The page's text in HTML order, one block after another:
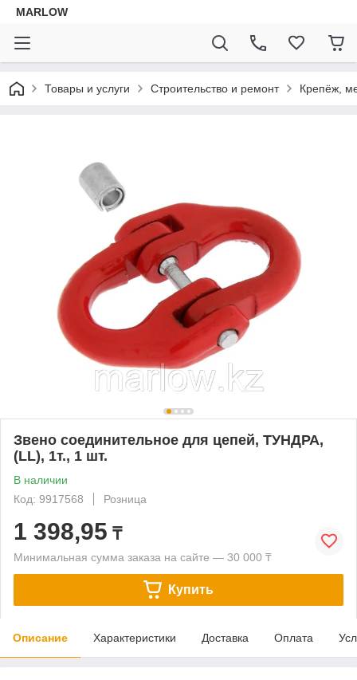
MARLOW
Товары и услуги Строительство и ремонт Крепёж,
Звено соединительное для цепей, ТУНДРА,
(LL), 1т., 1 шт.
В наличии
Код: 9917568
Розница
1 398,95 ₸
Минимальная сумма заказа на сайте — 30 000 ₸
Купить
Описание Характеристики Доставка Оплата